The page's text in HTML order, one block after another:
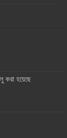
করা হয়েছে